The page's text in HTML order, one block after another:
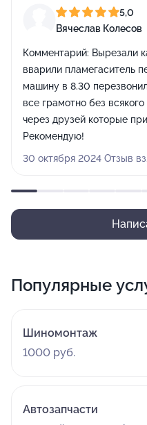
5,0
Вячеслав Колесов
Комментарий: Вырезали
вварили пламегаситель
машину в 8.30
все грамотно без
через друзей которые
Рекомендую!
30 октября 2024 Отзыв
Популярные
Шиномонтаж
1000 руб.
Автозапчасти